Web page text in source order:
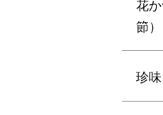
花
節）
珍